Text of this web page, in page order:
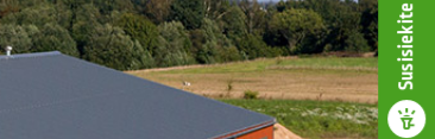
Susisiekite